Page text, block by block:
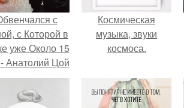
с
с Которой в
уже Около 15
Анатолий Цой
удивил
поклонников
Космическая
музыка, звуки
космоса.